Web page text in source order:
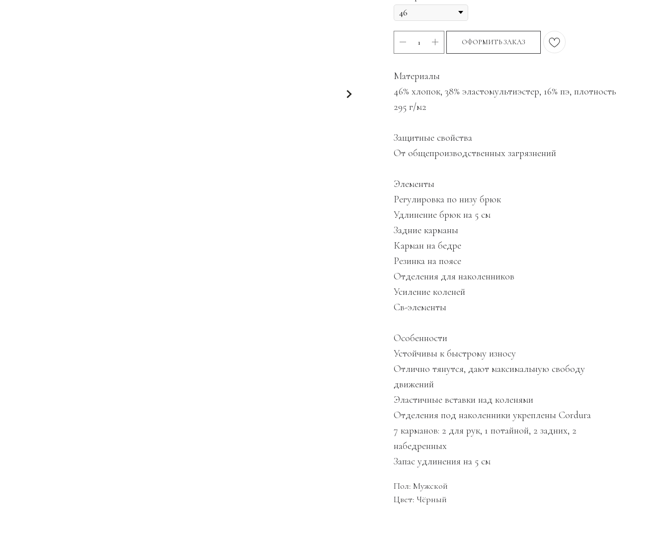
ОФОРМИТЬ ЗАКАЗ
Материалы
46% хлопок, 38% эластомультиэстер, 16% пэ, плотность
295 г/м2
Защитные свойства
От общепроизводственных загрязнений
Элементы
Регулировка по низу брюк
Удлинение брюк на 5 см
Задние карманы
Карман на бедре
Резинка на поясе
Отделения для наколенников
Усиление коленей
Св-элементы
Особенности
Устойчивы к быстрому износу
Отлично тянутся, дают максимальную свободу
движений
Эластичные вставки над коленями
Отделения под наколенники укреплены Cordura
7 карманов: 2 для рук, 1 потайной, 2 задних, 2
набедренных
Запас удлинения на 5 см
Пол: Мужской
Цвет: Чёрный